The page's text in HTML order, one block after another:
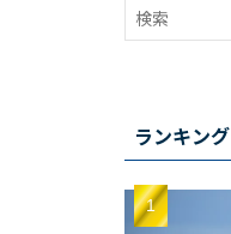
ランキング